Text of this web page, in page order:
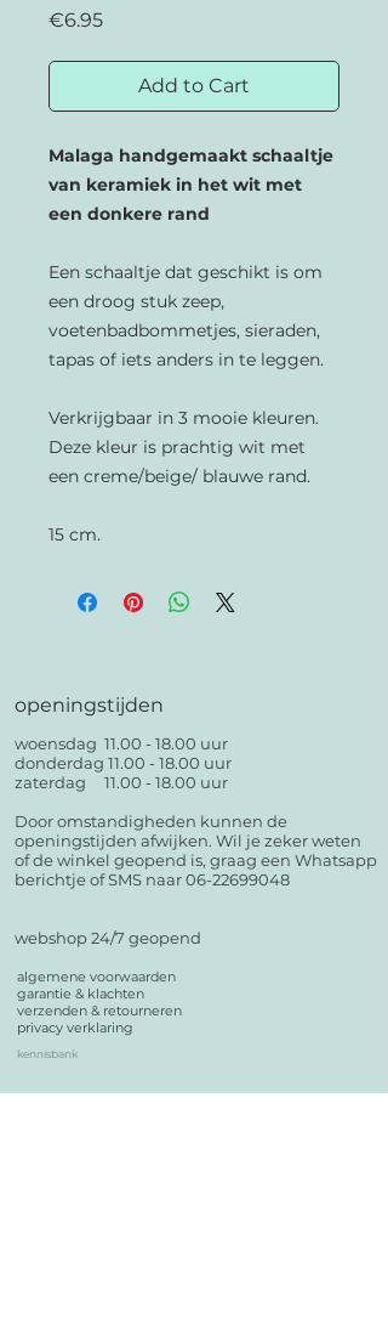
€6.95Price
Add to Cart
Malaga handgemaakt schaaltje
van keramiek in het wit met
een donkere rand
Een schaaltje dat geschikt is om
een droog stuk zeep,
voetenbadbommetjes, sieraden,
tapas of iets anders in te leggen.
Verkrijgbaar in 3 mooie kleuren.
Deze kleur is prachtig wit met
een creme/beige/ blauwe rand.
15 cm.
openingstijden
woensdag 11.00 - 18.00 uur
donderdag 11.00 - 18.00 uur
zaterdag 11.00 - 18.00 uur
Door omstandigheden kunnen de
openingstijden afwijken. Wil je zeker weten
of de winkel geopend is, graag een Whatsapp
berichtje of SMS naar 06-22699048
webshop 24/7 geopend
algemene voorwaarden
garantie & klachten
verzenden & retourneren
privacy verklaring
kennisbank